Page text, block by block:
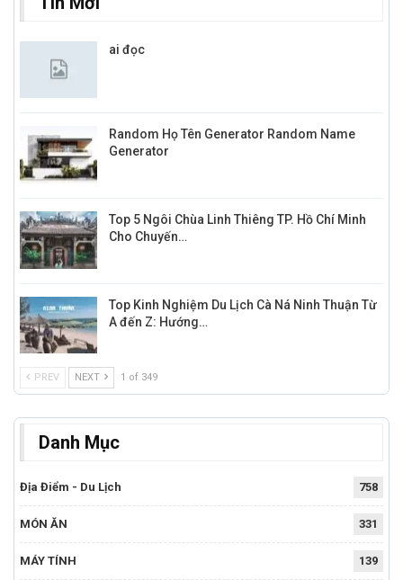
ai đọc
Random Họ Tên Generator Random Name
Generator
Top 5 Ngôi Chùa Linh Thiêng TP. Hồ Chí Minh
Cho Chuyến…
Top Kinh Nghiệm Du Lịch Cà Ná Ninh Thuận Từ
A đến Z: Hướng…
PREV NEXT 1 of 349
Danh Mục
Địa Điểm - Du Lịch 758
MÓN ĂN 331
MÁY TÍNH 139